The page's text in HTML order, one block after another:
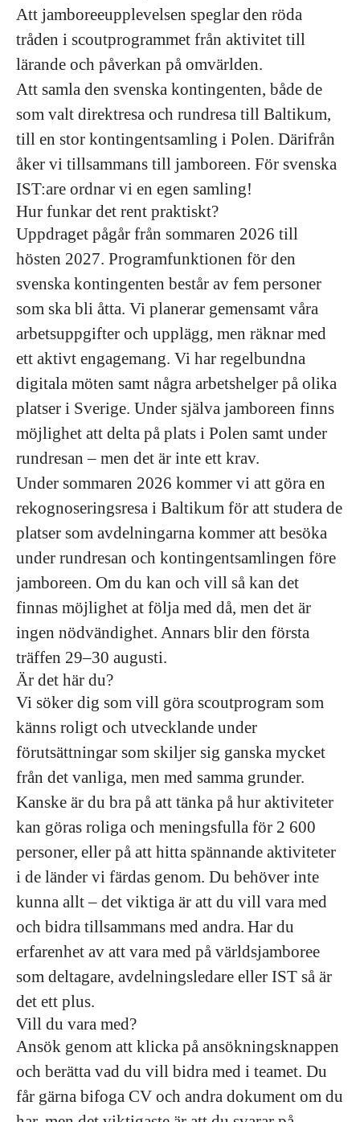
Att jamboreeupplevelsen speglar den röda
tråden i scoutprogrammet från aktivitet till
lärande och påverkan på omvärlden.
Att samla den svenska kontingenten, både de
som valt direktresa och rundresa till Baltikum,
till en stor kontingentsamling i Polen. Därifrån
åker vi tillsammans till jamboreen. För svenska
IST:are ordnar vi en egen samling!
Hur funkar det rent praktiskt?
Uppdraget pågår från sommaren 2026 till
hösten 2027. Programfunktionen för den
svenska kontingenten består av fem personer
som ska bli åtta. Vi planerar gemensamt våra
arbetsuppgifter och upplägg, men räknar med
ett aktivt engagemang. Vi har regelbundna
digitala möten samt några arbetshelger på olika
platser i Sverige. Under själva jamboreen finns
möjlighet att delta på plats i Polen samt under
rundresan – men det är inte ett krav.
Under sommaren 2026 kommer vi att göra en
rekognoseringsresa i Baltikum för att studera de
platser som avdelningarna kommer att besöka
under rundresan och kontingentsamlingen före
jamboreen. Om du kan och vill så kan det
finnas möjlighet at följa med då, men det är
ingen nödvändighet. Annars blir den första
träffen 29–30 augusti.
Är det här du?
Vi söker dig som vill göra scoutprogram som
känns roligt och utvecklande under
förutsättningar som skiljer sig ganska mycket
från det vanliga, men med samma grunder.
Kanske är du bra på att tänka på hur aktiviteter
kan göras roliga och meningsfulla för 2 600
personer, eller på att hitta spännande aktiviteter
i de länder vi färdas genom. Du behöver inte
kunna allt – det viktiga är att du vill vara med
och bidra tillsammans med andra. Har du
erfarenhet av att vara med på världsjamboree
som deltagare, avdelningsledare eller IST så är
det ett plus.
Vill du vara med?
Ansök genom att klicka på ansökningsknappen
och berätta vad du vill bidra med i teamet. Du
får gärna bifoga CV och andra dokument om du